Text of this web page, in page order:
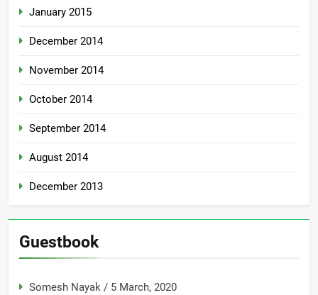
January 2015
December 2014
November 2014
October 2014
September 2014
August 2014
December 2013
Guestbook
Somesh Nayak / 5 March, 2020